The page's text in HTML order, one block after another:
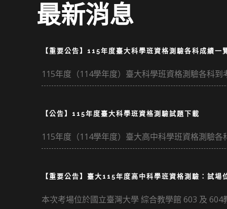
最新消息
【重要公告】115年度臺大科學班資格測驗各科成績一
115年度（114學年度）臺大科學班資格測驗各科
【公告】115年度臺大科學班資格測驗試題下載
115年度（114學年度）臺大高中科學班資格測驗各
【重要公告】臺大115年度高中科學班資格測驗：試場
本次考場位於國立臺灣大學 綜合教學館 603 及